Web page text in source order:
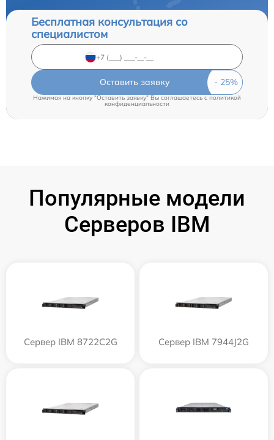
Бесплатная консультация со
специалистом
Оставить заявку
Нажимая на кнопку "Оставить заявку" Вы соглашаетесь c политикой
конфиденциальности
Популярные модели
Серверов IBM
Сервер IBM 8722C2G Сервер IBM 7944J2G